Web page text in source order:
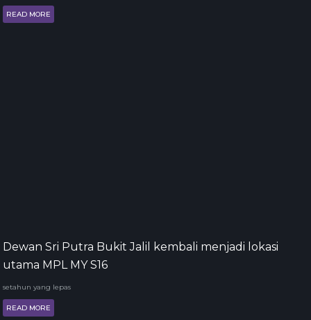
READ MORE
Dewan Sri Putra Bukit Jalil kembali menjadi lokasi
utama MPL MY S16
setahun yang lepas
READ MORE